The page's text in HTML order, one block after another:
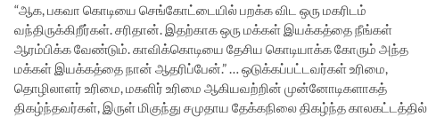
“ஆக, பகவா கொடியை செங்கோட்டையில் பறக்க விட ஒரு மகரிடம்
வந்திருக்கிறீர்கள். சரிதான். இதற்காக ஒரு மக்கள் இயக்கத்தை நீங்கள்
ஆரம்பிக்க வேண்டும். காவிக்கொடியை தேசிய கொடியாக்க கோரும் அந்த
மக்கள் இயக்கத்தை நான் ஆதரிப்பேன்.” … ஒடுக்கப்பட்டவர்கள் உரிமை,
தொழிலாளர் உரிமை, மகளிர் உரிமை ஆகியவற்றின் முன்னோடிகளாகத்
திகழ்ந்தவர்கள், இருள் மிகுந்து சமுதாய தேக்கநிலை திகழ்ந்த காலகட்டத்தில்